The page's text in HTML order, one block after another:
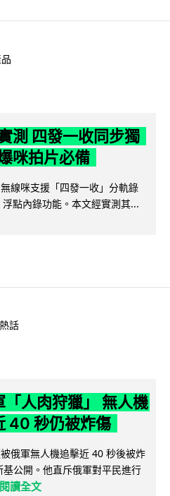
測 四發一收同步獨
咪拍片必備
線咪支援「四發一收」分軌錄
點內錄功能。本文經實測其...
話
人肉狩獵」 無人機
40 秒仍被炸傷
俄軍無人機追擊近 40 秒後被炸
公開。他直斥俄軍對平民進行
閱讀全文